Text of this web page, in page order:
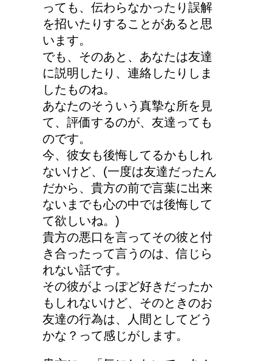
っても、伝わらなかったり誤解
を招いたりすることがあると思
います。
でも、そのあと、あなたは友達
に説明したり、連絡したりしま
したものね。
あなたのそういう真摯な所を見
て、評価するのが、友達っても
のです。
今、彼女も後悔してるかもしれ
ないけど、(一度は友達だったん
だから、貴方の前で言葉に出来
ないまでも心の中では後悔して
て欲しいね。)
貴方の悪口を言ってその彼と付
き合ったって言うのは、信じら
れない話です。
その彼がよっぽど好きだったか
もしれないけど、そのときのお
友達の行為は、人間としてどう
かな？って感じがします。